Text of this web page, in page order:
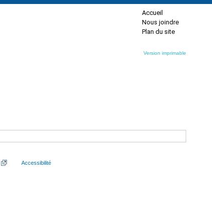
Accueil
Nous joindre
Plan du site
Version imprimable
Accessibilité